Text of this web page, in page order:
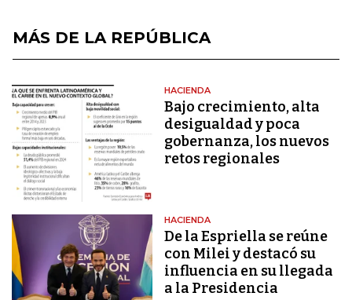
MÁS DE LA REPÚBLICA
HACIENDA
Bajo crecimiento, alta
desigualdad y poca
gobernanza, los nuevos
retos regionales
HACIENDA
De la Espriella se reúne
con Milei y destacó su
influencia en su llegada
a la Presidencia